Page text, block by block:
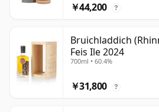
￥44,200 ?
Bruichladdich
Feis Ile 2024
700ml • 60.4%
￥31,800 ?